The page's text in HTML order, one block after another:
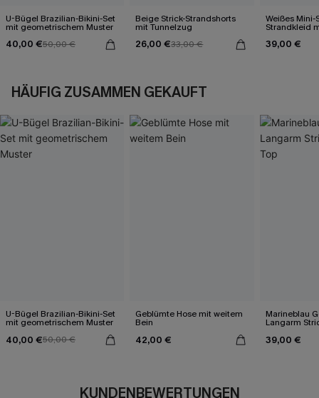
U-Bügel Brazilian-Bikini-Set
mit geometrischem Muster
40,00 €50,00 €
Beige Strick-Strandshorts
mit Tunnelzug
26,00 €33,00 €
Weißes Mini-
Strandkleid
39,00 €
HÄUFIG ZUSAMMEN GEKAUFT
U-Bügel Brazilian-Bikini-Set
mit geometrischem Muster
40,00 €50,00 €
Geblümte Hose mit weitem
Bein
42,00 €
Marineblau
Langarm
39,00 €
KUNDENBEWERTUNGEN